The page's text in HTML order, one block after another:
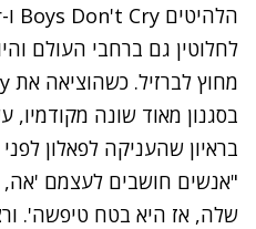
לחלוטין גם ברחבי העולם
בסגנון מאוד שונה מקודמיו,
בראיון שהעניקה לפאלון
"אנשים חושבים לעצמם
שלה, אז היא בטח טיפשה'.